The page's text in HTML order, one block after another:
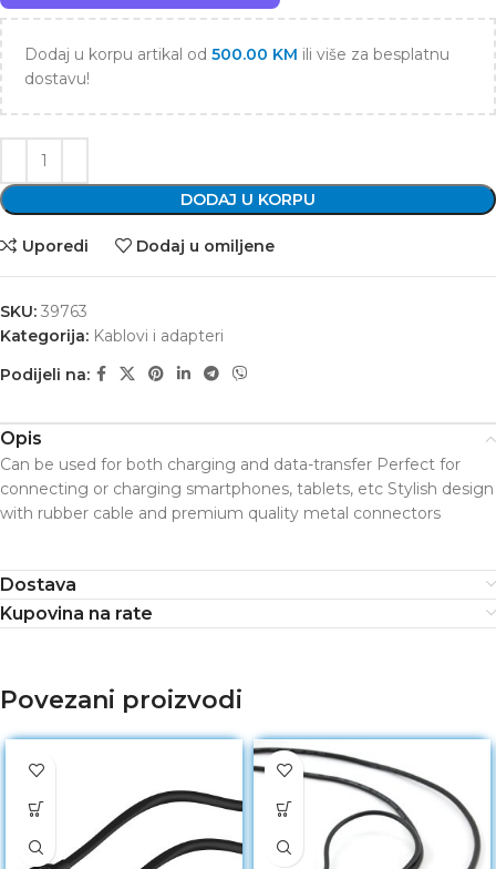
Dodaj u korpu artikal od 500.00 KM ili više za besplatnu
dostavu!
DODAJ U KORPU
Uporedi Dodaj u omiljene
SKU: 39763
Kategorija: Kablovi i adapteri
Podijeli na:
Opis
Can be used for both charging and data-transfer Perfect for
connecting or charging smartphones, tablets, etc Stylish design
with rubber cable and premium quality metal connectors
Dostava
Kupovina na rate
Povezani proizvodi